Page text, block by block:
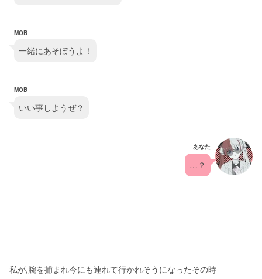
MOB
一緒にあそぼうよ！
MOB
いい事しようぜ？
あなた
…？
私が,腕を捕まれ今にも連れて行かれそうになったその時